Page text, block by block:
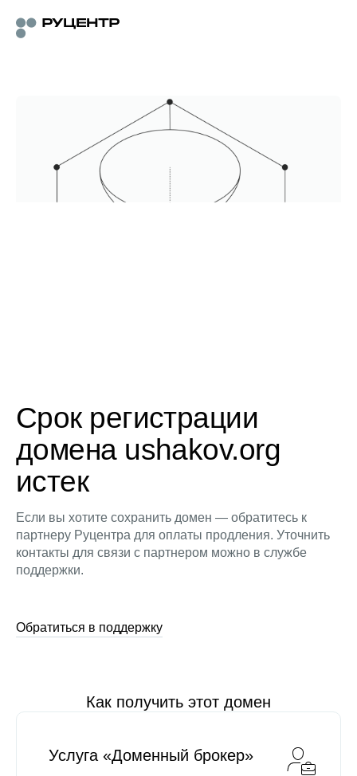
Срок регистрации
домена ushakov.org
истек
Если вы хотите сохранить домен — обратитесь к
партнеру Руцентра для оплаты продления. Уточнить
контакты для связи с партнером можно в службе
поддержки.
Обратиться в поддержку
Как получить этот домен
Услуга «Доменный брокер»